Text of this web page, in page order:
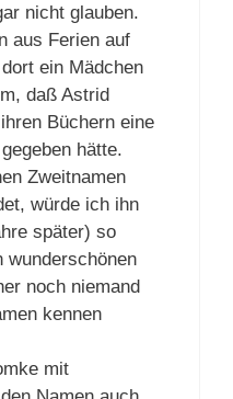
nicht glauben.
aus Ferien auf
ein Mädchen
daß Astrid
Büchern eine
hätte.
Zweitnamen
würde ich ihn
später) so
wunderschönen
noch niemand
kennen
mit